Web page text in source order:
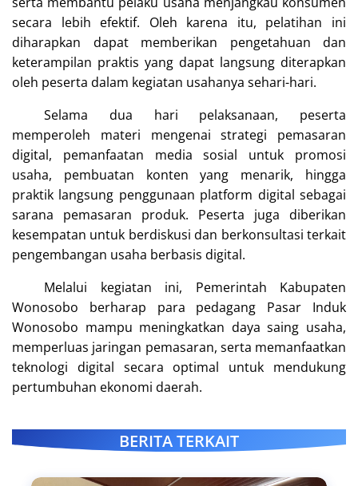
secara lebih efektif. Oleh karena itu, pelatihan ini
diharapkan dapat memberikan pengetahuan dan
keterampilan praktis yang dapat langsung diterapkan
oleh peserta dalam kegiatan usahanya sehari-hari.
Selama dua hari pelaksanaan, peserta
memperoleh materi mengenai strategi pemasaran
digital, pemanfaatan media sosial untuk promosi
usaha, pembuatan konten yang menarik, hingga
praktik langsung penggunaan platform digital sebagai
sarana pemasaran produk. Peserta juga diberikan
kesempatan untuk berdiskusi dan berkonsultasi terkait
pengembangan usaha berbasis digital.
Melalui kegiatan ini, Pemerintah Kabupaten
Wonosobo berharap para pedagang Pasar Induk
Wonosobo mampu meningkatkan daya saing usaha,
memperluas jaringan pemasaran, serta memanfaatkan
teknologi digital secara optimal untuk mendukung
pertumbuhan ekonomi daerah.
BERITA TERKAIT